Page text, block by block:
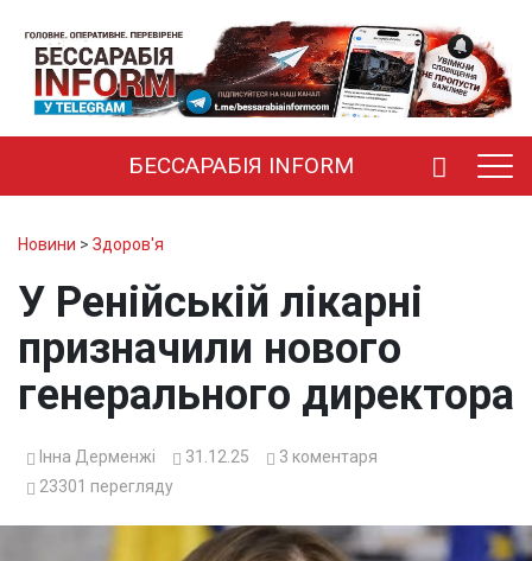
БЕССАРАБІЯ INFORM
Новини > Здоров'я
У Ренійській лікарні
призначили нового
генерального директора
Інна Дерменжі 31.12.25 3 коментаря
23301 перегляду